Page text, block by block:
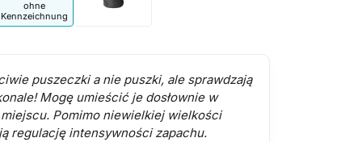
ohne
Kennzeichnung
puszeczki a nie puszki, ale sprawdzają
Mogę umieścić je dosłownie w
Pomimo niewielkiej wielkości
regulację intensywności zapachu.